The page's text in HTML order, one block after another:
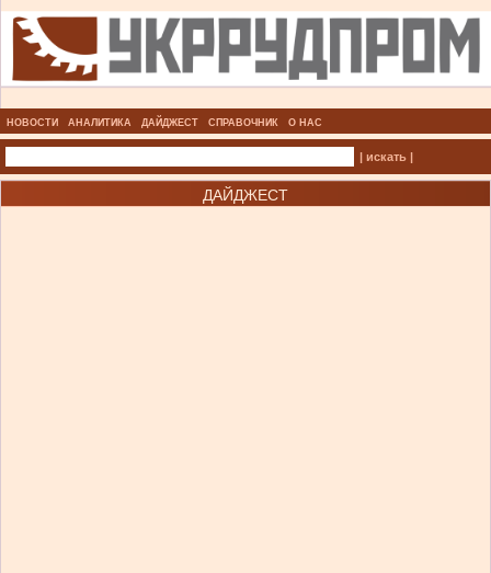
НОВОСТИ АНАЛИТИКА ДАЙДЖЕСТ СПРАВОЧНИК О НАС
| искать |
ДАЙДЖЕСТ